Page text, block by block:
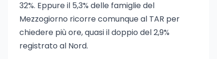
32%. Eppure il 5,3% delle famiglie del
Mezzogiorno ricorre comunque al TAR per
chiedere più ore, quasi il doppio del 2,9%
registrato al Nord.